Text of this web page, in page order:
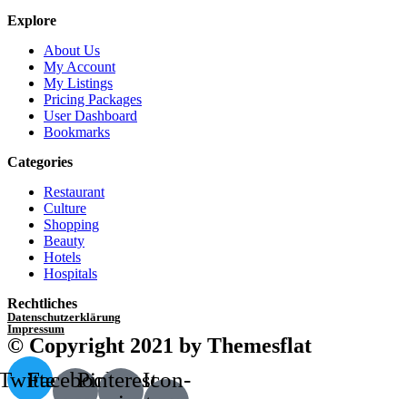
Explore
About Us
My Account
My Listings
Pricing Packages
User Dashboard
Bookmarks
Categories
Restaurant
Culture
Shopping
Beauty
Hotels
Hospitals
Rechtliches
Datenschutzerklärung
Impressum
© Copyright 2021 by Themesflat
Facebook-
Pinterest-Icon-